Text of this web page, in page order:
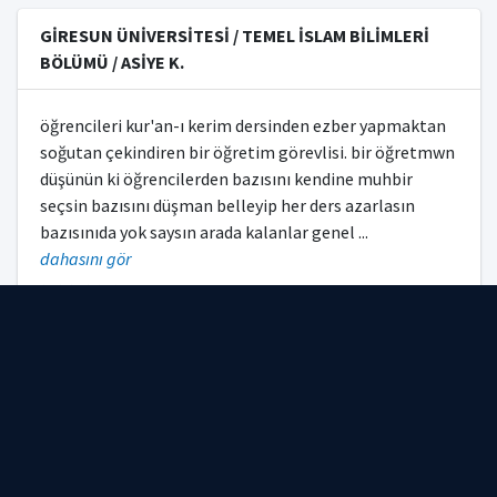
YABANCI DİLLER VE KÜLTÜRLER BÖLÜMÜ
EYNESİL KAMİL NALBANT MESLEK YÜKSEKOKULU
FEN BİLİMLERİ ENSTİTÜSÜ
BİYOLOJİ BÖLÜMÜ
TÜRK DİLİ VE EDEBİYATI BÖLÜMÜ
GİRESUN ÜNİVERSİTESİ / TEMEL İSLAM BİLİMLERİ
BÖLÜMÜ / ASİYE K.
öğrencileri kur'an-ı kerim dersinden ezber yapmaktan
soğutan çekindiren bir öğretim görevlisi. bir öğretmwn
düşünün ki öğrencilerden bazısını kendine muhbir
seçsin bazısını düşman belleyip her ders azarlasın
bazısınıda yok saysın arada kalanlar genel ...
dahasını gör